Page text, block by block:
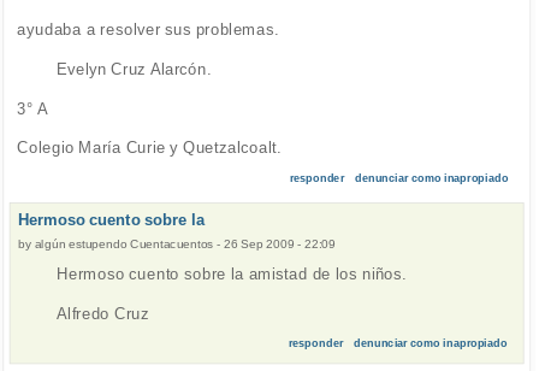
ayudaba a resolver sus problemas.
Evelyn Cruz Alarcón.
3° A
Colegio María Curie y Quetzalcoalt.
responder denunciar como inapropiado
Hermoso cuento sobre la
by algún estupendo Cuentacuentos - 26 Sep 2009 - 22:09
Hermoso cuento sobre la amistad de los niños.
Alfredo Cruz
responder denunciar como inapropiado